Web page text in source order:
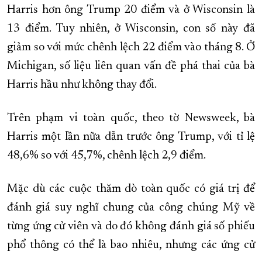
Harris hơn ông Trump 20 điểm và ở Wisconsin là
13 điểm. Tuy nhiên, ở Wisconsin, con số này đã
giảm so với mức chênh lệch 22 điểm vào tháng 8. Ở
Michigan, số liệu liên quan vấn đề phá thai của bà
Harris hầu như không thay đổi.
Trên phạm vi toàn quốc, theo tờ Newsweek, bà
Harris một lần nữa dẫn trước ông Trump, với tỉ lệ
48,6% so với 45,7%, chênh lệch 2,9 điểm.
Mặc dù các cuộc thăm dò toàn quốc có giá trị để
đánh giá suy nghĩ chung của công chúng Mỹ về
từng ứng cử viên và do đó không đánh giá số phiếu
phổ thông có thể là bao nhiêu, nhưng các ứng cử